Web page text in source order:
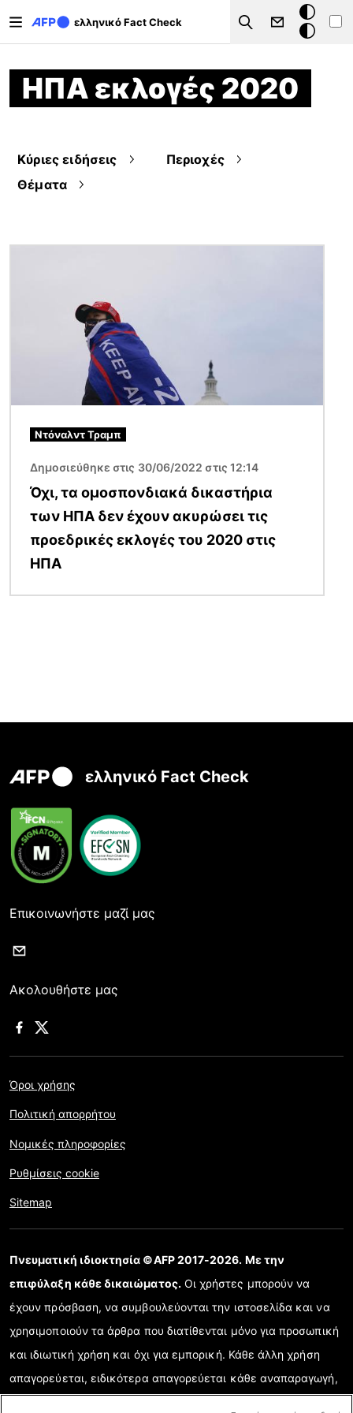
ελληνικό Fact Check
Search
Σκοτεινή
ΗΠΑ εκλογές 2020
Κύριες ειδήσεις
Περιοχές
Θέματα
Ντόναλντ Τραμπ
Δημοσιεύθηκε στις 30/06/2022 στις 12:14
Όχι, τα ομοσπονδιακά δικαστήρια
των ΗΠΑ δεν έχουν ακυρώσει τις
προεδρικές εκλογές του 2020 στις
ΗΠΑ
ελληνικό Fact Check
Επικοινωνήστε μαζί μας
Ακολουθήστε μας
Όροι χρήσης
Πολιτική απορρήτου
Νομικές πληροφορίες
Ρυθμίσεις cookie
Sitemap
Πνευματική ιδιοκτησία ©AFP 2017-2026. Με την
επιφύλαξη κάθε δικαιώματος.Οι χρήστες μπορούν να
έχουν πρόσβαση, να συμβουλεύονται την ιστοσελίδα και να
χρησιμοποιούν τα άρθρα που διατίθενται μόνο για προσωπική
και ιδιωτική χρήση και όχι για εμπορική. Κάθε άλλη χρήση
απαγορεύεται, ειδικότερα απαγορεύεται κάθε αναπαραγωγή,